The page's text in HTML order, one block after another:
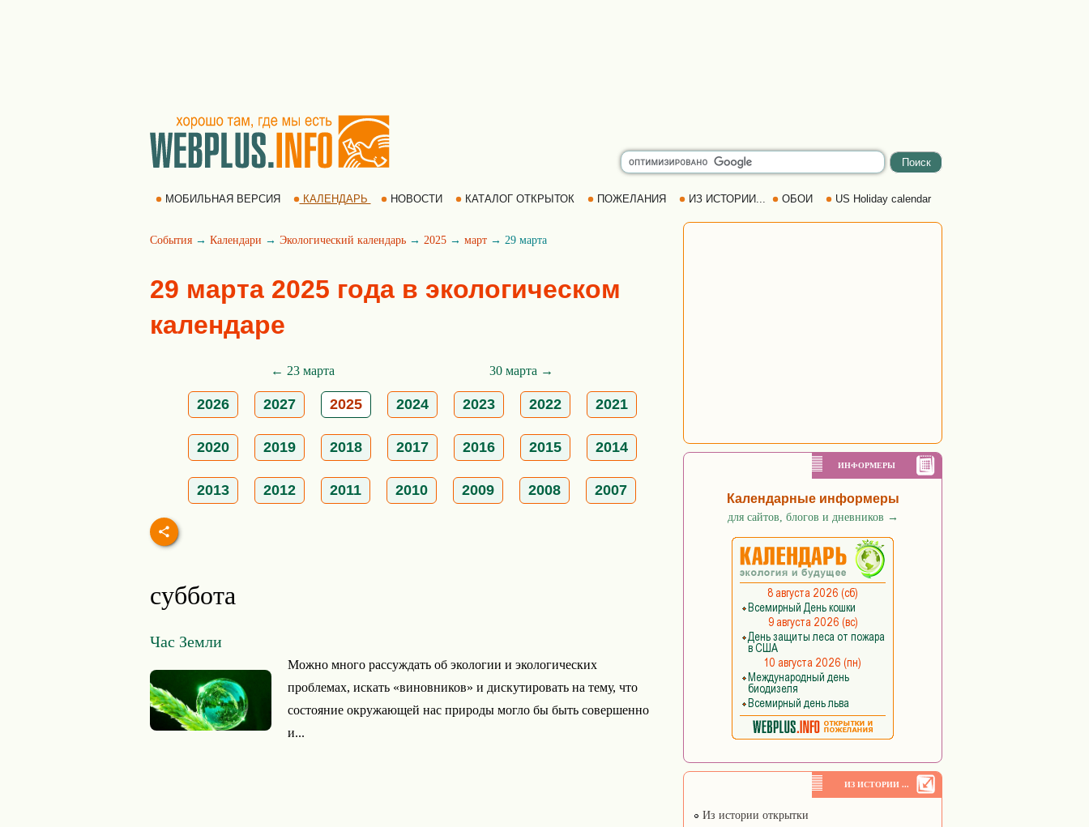
МОБИЛЬНАЯ ВЕРСИЯ КАЛЕНДАРЬ НОВОСТИ КАТАЛОГ ОТКРЫТОК ПОЖЕЛАНИЯ ИЗ ИСТОРИИ... ОБОИ US Holiday calendar
События → Календари → Экологический календарь → 2025 → март → 29 марта
29 марта 2025 года в экологическом
календаре
← 23 марта 30 марта →
2026 2027 2025 2024 2023 2022 2021
2020 2019 2018 2017 2016 2015 2014
2013 2012 2011 2010 2009 2008 2007
суббота
Час Земли
Можно много рассуждать об экологии и экологических
проблемах, искать «виновников» и дискутировать на тему, что
состояние окружающей нас природы могло бы быть совершенно
и...
ИНФОРМЕРЫ
Календарные информеры
для сайтов, блогов и дневников →
ИЗ ИСТОРИИ ...
Из истории открытки